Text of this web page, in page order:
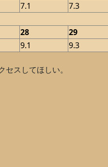
7.1 7.3
28 29
9.1 9.3
セスしてほしい。